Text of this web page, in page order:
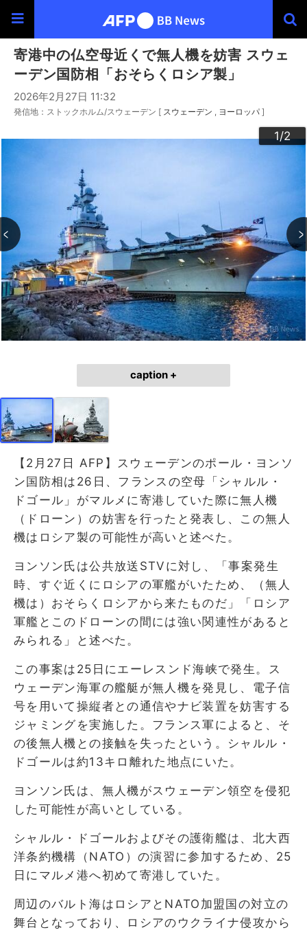
寄港中の仏空母近くで無人機を妨害 スウェ
ーデン国防相「おそらくロシア製」
2026年2月27日 11:32
発信地：ストックホルム/スウェーデン [ スウェーデン ヨーロッパ ]
1/2
2/2
caption +
【2月27日 AFP】スウェーデンのポール・ヨンソ
ン国防相は26日、フランスの空母「シャルル・
ドゴール」がマルメに寄港していた際に無人機
（ドローン）の妨害を行ったと発表し、この無人
機はロシア製の可能性が高いと述べた。
ヨンソン氏は公共放送STVに対し、「事案発生
時、すぐ近くにロシアの軍艦がいたため、（無人
機は）おそらくロシアから来たものだ」「ロシア
軍艦とこのドローンの間には強い関連性があると
みられる」と述べた。
この事案は25日にエーレスンド海峡で発生。ス
ウェーデン海軍の艦艇が無人機を発見し、電子信
号を用いて操縦者との通信やナビ装置を妨害する
ジャミングを実施した。フランス軍によると、そ
の後無人機との接触を失ったという。シャルル・
ドゴールは約13キロ離れた地点にいた。
ヨンソン氏は、無人機がスウェーデン領空を侵犯
した可能性が高いとしている。
シャルル・ドゴールおよびその護衛艦は、北大西
洋条約機構（NATO）の演習に参加するため、25
日にマルメ港へ初めて寄港していた。
周辺のバルト海はロシアとNATO加盟国の対立の
舞台となっており、ロシアのウクライナ侵攻から